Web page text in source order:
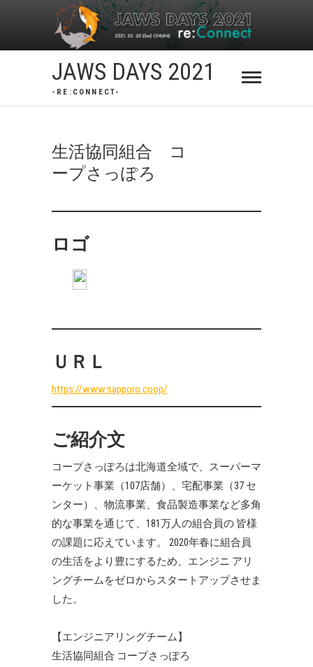
JAWS DAYS 2021
-RE:CONNECT-
生活協同組合 コ
ープさっぽろ
ロゴ
ＵＲＬ
https://www.sapporo.coop/
ご紹介文
コープさっぽろは北海道全域で、スーパーマ
ーケット事業（107店舗）、宅配事業（37 セ
ンター）、物流事業、食品製造事業など多角
的な事業を通じて、181万人の組合員の 皆様
の課題に応えています。 2020年春に組合員
の生活をより豊にするため、エンジニ アリ
ングチームをゼロからスタートアップさせま
した。
【エンジニアリングチーム】
生活協同組合 コープさっぽろ